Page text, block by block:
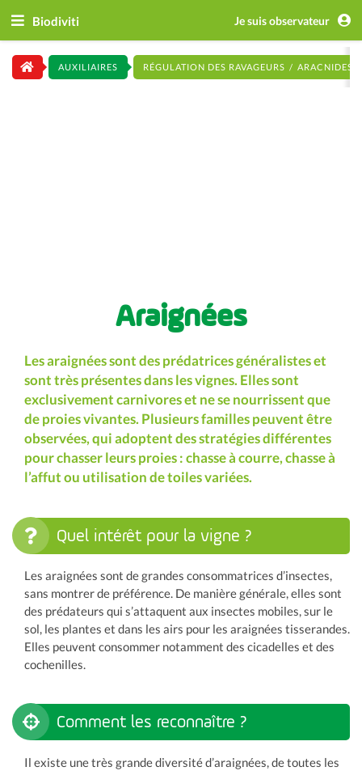
Biodiviti Je suis observateur
AUXILIAIRES RÉGULATION DES RAVAGEURS ARACNIDES
Araignées
Les araignées sont des prédatrices généralistes et
sont très présentes dans les vignes. Elles sont
exclusivement carnivores et ne se nourrissent que
de proies vivantes. Plusieurs familles peuvent être
observées, qui adoptent des stratégies différentes
pour chasser leurs proies : chasse à courre, chasse à
l’affut ou utilisation de toiles variées.
Quel intérêt pour la vigne ?
Les araignées sont de grandes consommatrices d’insectes,
sans montrer de préférence. De manière générale, elles sont
des prédateurs qui s’attaquent aux insectes mobiles, sur le
sol, les plantes et dans les airs pour les araignées tisserandes.
Elles peuvent consommer notamment des cicadelles et des
cochenilles.
Comment les reconnaître ?
Il existe une très grande diversité d’araignées, de toutes les